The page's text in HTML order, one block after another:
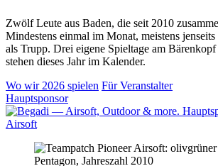
Zwölf Leute aus Baden, die seit 2010
Mindestens einmal im Monat, meistens
als Trupp. Drei eigene Spieltage am
stehen dieses Jahr im Kalender.
Wo wir 2026 spielen Für Veranstalter
Hauptsponsor